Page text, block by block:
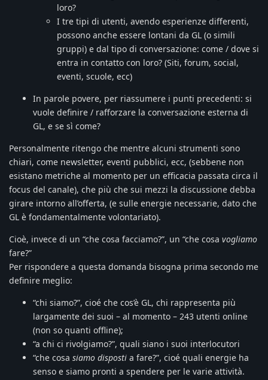
loro?
I tre tipi di utenti, avendo esperienze differenti,
possono anche essere lontani da GL (o simili
gruppi) e dal tipo di conversazione: come / dove si
entra in contatto con loro? (Siti, forum, social,
eventi, scuole, ecc)
In parole povere, per riassumere i punti precedenti: si
vuole definire / rafforzare la conversazione esterna di
GL, e se sì come?
Personalmente ritengo che mentre alcuni strumenti sono
chiari, come newsletter, eventi pubblici, ecc, (sebbene non
esistano metriche al momento per un efficacia passata circa il
focus del canale), che più che sui mezzi la discussione debba
girare intorno all’offerta, (e sulle energie necessarie, dato che
GL è fondamentalmente volontariato).
Cioè, invece di un “che cosa facciamo?”, un “che cosa vogliamo
fare?”
Per rispondere a questa domanda bisogna prima secondo me
definire meglio:
“chi siamo?”, cioé che cos’è GL, chi rappresenta più
largamente dei suoi – al momento – 243 utenti online
(non so quanti offline);
“a chi ci rivolgiamo?”, quali siano i suoi interlocutori
“che cosa siamo disposti a fare?”, cioé quali energie ha
senso e siamo pronti a spendere per le varie attività.